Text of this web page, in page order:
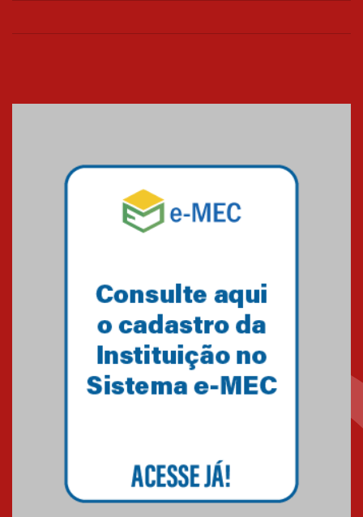
Mackenzie mobiliza campanha
solidária para apoiar famílias em
Minas Gerais
Primeiro culto do ano ressalta o
27.02.2026